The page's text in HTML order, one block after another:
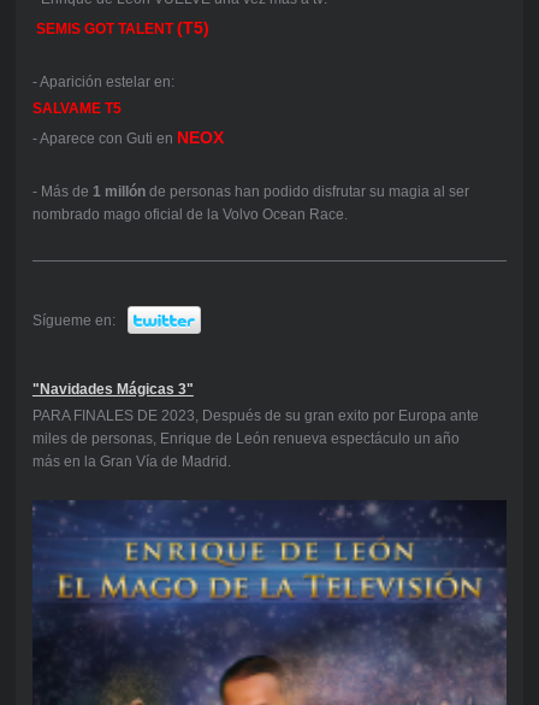
SEMIS GOT TALENT (T5)
- Aparición estelar en:
SALVAME T5
- Aparece con Guti en NEOX
- Más de 1 millónde personas han podido disfrutar su magia al ser
nombrado mago oficial de la Volvo Ocean Race.
Sígueme en:
"Navidades Mágicas 3"
PARA FINALES DE 2023, Después de su gran exito por Europa ante
miles de personas, Enrique de León renueva espectáculo un año
más en la Gran Vía de Madrid.